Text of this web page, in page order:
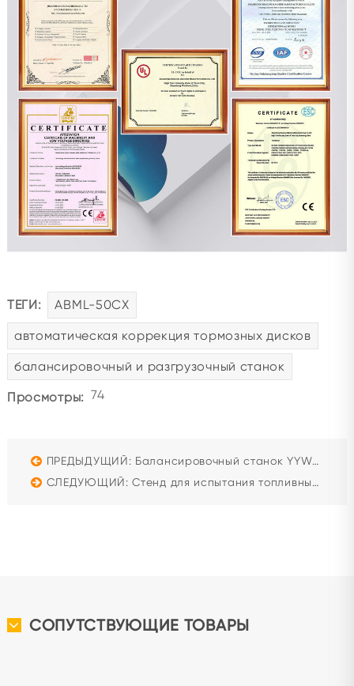
ТЕГИ: ABML-50CX
автоматическая коррекция тормозных дисков
балансировочный и разгрузочный станок
Просмотры: 74
ПРЕДЫДУЩИЙ: Балансировочный станок YYW-K30S с карданным приводом (30 тонн)
СЛЕДУЮЩИЙ: Стенд для испытания топливных насосов PT Beacon PT212 - Профессиональная калибровка Cummins
СОПУТСТВУЮЩИЕ ТОВАРЫ